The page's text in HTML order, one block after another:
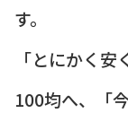
す。
「とにかく
100均へ、「